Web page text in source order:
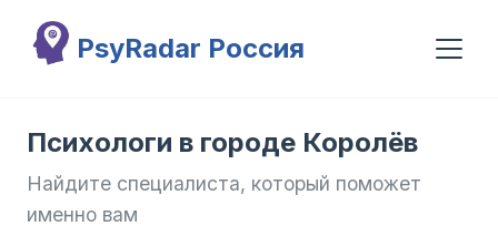
PsyRadar Россия
Психологи в городе Королёв
Найдите специалиста, который поможет
именно вам